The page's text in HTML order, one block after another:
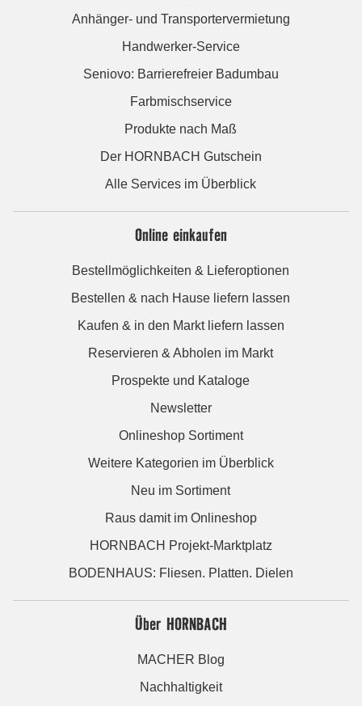
Anhänger- und Transportervermietung
Handwerker-Service
Seniovo: Barrierefreier Badumbau
Farbmischservice
Produkte nach Maß
Der HORNBACH Gutschein
Alle Services im Überblick
Online einkaufen
Bestellmöglichkeiten & Lieferoptionen
Bestellen & nach Hause liefern lassen
Kaufen & in den Markt liefern lassen
Reservieren & Abholen im Markt
Prospekte und Kataloge
Newsletter
Onlineshop Sortiment
Weitere Kategorien im Überblick
Neu im Sortiment
Raus damit im Onlineshop
HORNBACH Projekt-Marktplatz
BODENHAUS: Fliesen. Platten. Dielen
Über HORNBACH
MACHER Blog
Nachhaltigkeit